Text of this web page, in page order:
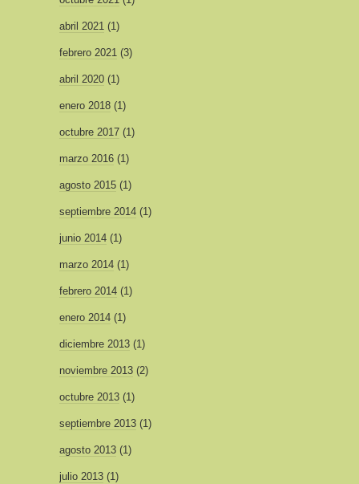
abril 2021 (1)
febrero 2021 (3)
abril 2020 (1)
enero 2018 (1)
octubre 2017 (1)
marzo 2016 (1)
agosto 2015 (1)
septiembre 2014 (1)
junio 2014 (1)
marzo 2014 (1)
febrero 2014 (1)
enero 2014 (1)
diciembre 2013 (1)
noviembre 2013 (2)
octubre 2013 (1)
septiembre 2013 (1)
agosto 2013 (1)
julio 2013 (1)